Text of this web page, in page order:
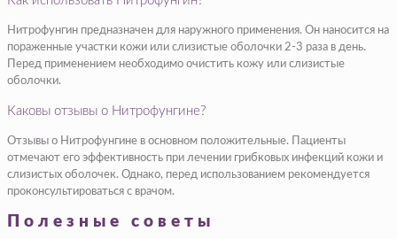
Нитрофунгин предназначен для наружного применения. Он наносится на
пораженные участки кожи или слизистые оболочки 2-3 раза в день.
Перед применением необходимо очистить кожу или слизистые
оболочки.
Каковы отзывы о Нитрофунгине?
Отзывы о Нитрофунгине в основном положительные. Пациенты
отмечают его эффективность при лечении грибковых инфекций кожи и
слизистых оболочек. Однако, перед использованием рекомендуется
проконсультироваться с врачом.
Полезные советы